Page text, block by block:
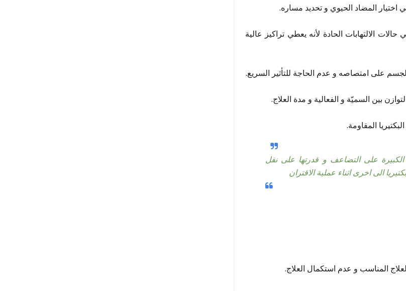
اختيار المضاد الحيوي و تحديد مساره.
الالتهابات الحادة لأنه يعطي تراكيز عالية
على امتصاصه و عدم الحاجة للتأثير السريع.
بين السميّة و الفعالية و مدة العلاج.
المقاومة.
الكبيرة على التضاعف و قدرتها على نقل
الى اخرى اثناء عملية الاقتران
المناسب و عدم استكمال العلاج.